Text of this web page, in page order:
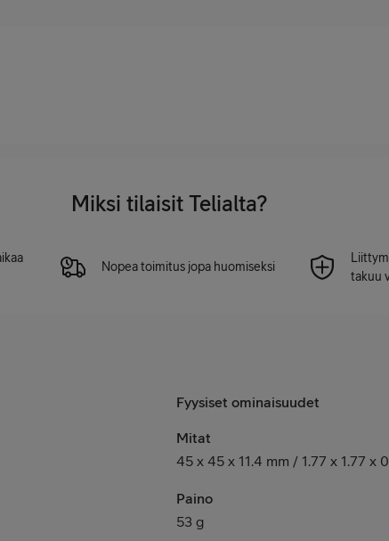
Miksi tilaisit Telialta?
Nopea toimitus jopa huomiseksi
takuu
Fyysiset ominaisuudet
Mitat
45 x 45 x 11.4 mm / 1.77 x 1.77 x
Paino
53 g